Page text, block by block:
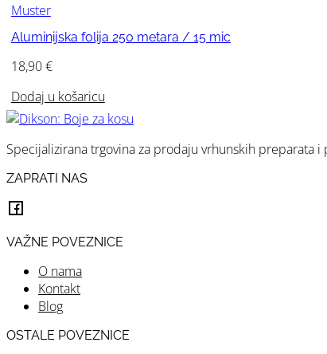
Muster
Aluminijska folija 250 metara / 15 mic
18,90€
Dodaj u košaricu
Specijalizirana trgovina za prodaju vrhunskih preparata
ZAPRATI NAS
VAŽNE POVEZNICE
O nama
Kontakt
Blog
OSTALE POVEZNICE